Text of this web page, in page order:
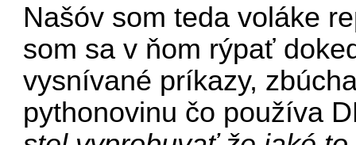
Našóv som teda voláke
som sa v ňom rýpať
vysnívané príkazy,
pythonovinu čo používa